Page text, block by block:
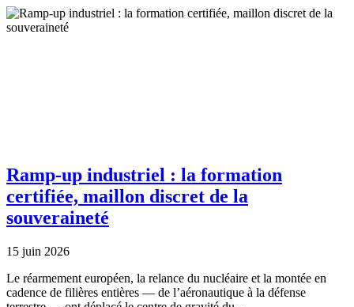
Ramp-up industriel : la formation
certifiée, maillon discret de la
souveraineté
15 juin 2026
Le réarmement européen, la relance du nucléaire et la montée en
cadence de filières entières — de l’aéronautique à la défense